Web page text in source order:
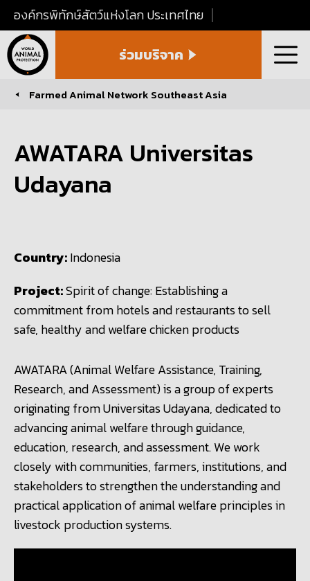
องค์กรพิทักษ์สัตว์แห่งโลก ประเทศไทย
Animal
Protection
Thailand
ร่วมบริจาค เมนู
You are here:
Farmed Animal Network Southeast Asia
AWATARA Universitas
Udayana
Country:Indonesia
Project:Spirit of change: Establishing a
commitment from hotels and restaurants to sell
safe, healthy and welfare chicken products
AWATARA (Animal Welfare Assistance, Training,
Research, and Assessment) is a group of experts
originating from Universitas Udayana, dedicated to
advancing animal welfare through guidance,
education, research, and assessment. We work
closely with communities, farmers, institutions, and
stakeholders to strengthen the understanding and
practical application of animal welfare principles in
livestock production systems.